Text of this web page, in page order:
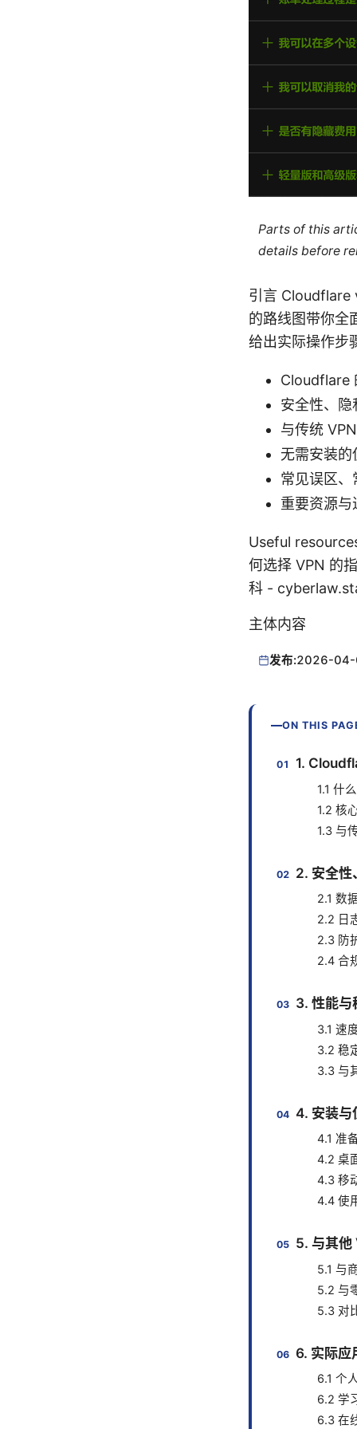
Parts of this
details before
引言 Cloudflare
的路线图带你全
给出实际操作步
Cloudflare
安全性、
与传统
无需安装
常见误区
重要资源
Useful
何选择 VPN 的
科 -
主体内容
发布:2026-
ON THIS
1.
1.1 什
1.2 核
1.3 与
2. 安全性
2.1 数
2.2 日
2.3 防
2.4 合
3. 性能与
3.1 速
3.2 稳
3.3 与
4. 安装与
4.1 准
4.2 桌
4.3 移
4.4 使
5. 与其他
5.1 与
5.2 与
5.3 对
6. 实际应
6.1 个
6.2 学
6.3 在